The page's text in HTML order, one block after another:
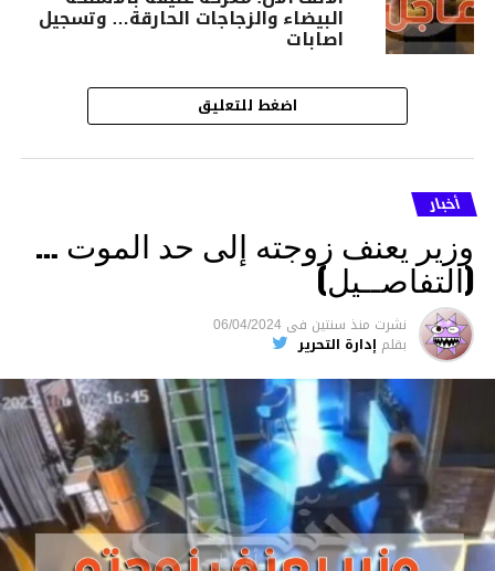
البيضاء والزجاجات الحارقة… وتسجيل
اصابات
اضغط للتعليق
أخبار
وزير يعنف زوجته إلى حد الموت …
(التفاصــيل)
نشرت منذ سنتين فى 06/04/2024
بقلم إدارة التحرير